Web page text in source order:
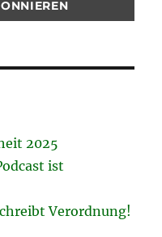
2025
ist
Verordnung!